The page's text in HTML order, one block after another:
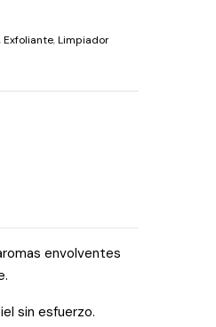
,Exfoliante,Limpiador
envolventes
sin esfuerzo.